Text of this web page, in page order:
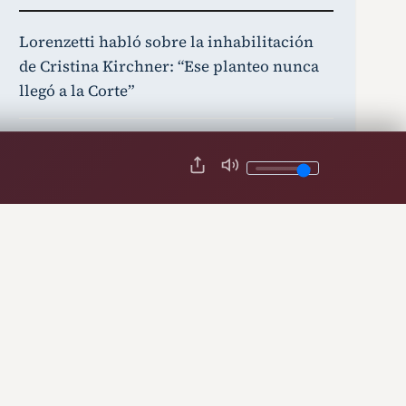
Lorenzetti habló sobre la inhabilitación
de Cristina Kirchner: “Ese planteo nunca
llegó a la Corte”
que el Gobierno retirara el capítulo sobre